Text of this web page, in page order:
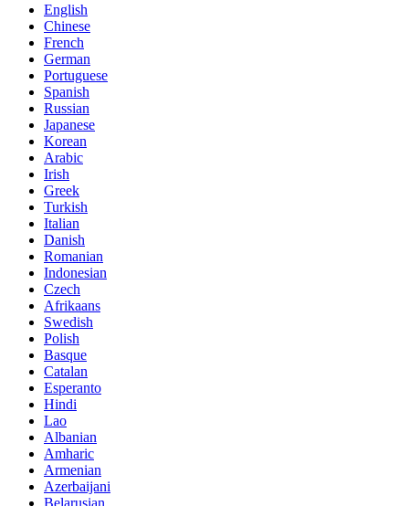
English
Chinese
French
German
Portuguese
Spanish
Russian
Japanese
Korean
Arabic
Irish
Greek
Turkish
Italian
Danish
Romanian
Indonesian
Czech
Afrikaans
Swedish
Polish
Basque
Catalan
Esperanto
Hindi
Lao
Albanian
Amharic
Armenian
Azerbaijani
Belarusian